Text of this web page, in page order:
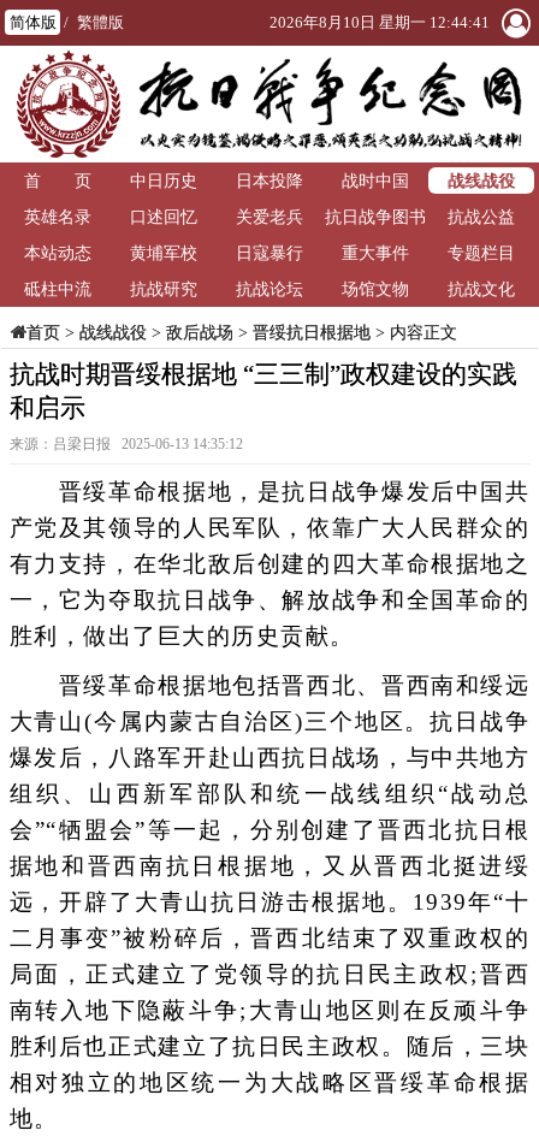
简体版 / 繁體版 2026年8月10日 星期一 12:44:41
首 页 中日历史 日本投降 战时中国
战线战役
英雄名录
口述回忆 关爱老兵
抗日战争图书
馆
抗战公益
本站动态
黄埔军校 日寇暴行 重大事件
专题栏目
砥柱中流
抗战研究 抗战论坛 场馆文物 抗战文化
首页> 战线战役> 敌后战场 > 晋绥抗日根据地> 内容正文
抗战时期晋绥根据地 “三三制”政权建设的实践
和启示
来源：吕梁日报 2025-06-13 14:35:12
晋绥革命根据地，是抗日战争爆发后中国共
产党及其领导的人民军队，依靠广大人民群众的
有力支持，在华北敌后创建的四大革命根据地之
一，它为夺取抗日战争、解放战争和全国革命的
胜利，做出了巨大的历史贡献。
晋绥革命根据地包括晋西北、晋西南和绥远
大青山(今属内蒙古自治区)三个地区。抗日战争
爆发后，八路军开赴山西抗日战场，与中共地方
组织、山西新军部队和统一战线组织“战动总
会”“牺盟会”等一起，分别创建了晋西北抗日根
据地和晋西南抗日根据地，又从晋西北挺进绥
远，开辟了大青山抗日游击根据地。1939年“十
二月事变”被粉碎后，晋西北结束了双重政权的
局面，正式建立了党领导的抗日民主政权;晋西
南转入地下隐蔽斗争;大青山地区则在反顽斗争
胜利后也正式建立了抗日民主政权。随后，三块
相对独立的地区统一为大战略区晋绥革命根据
地。